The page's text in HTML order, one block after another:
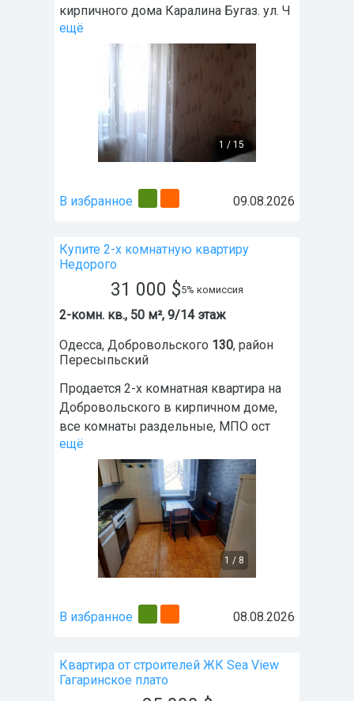
кирпичного дома Каралина Бугаз. ул. Ч
ещё
1 / 15
В избранное 09.08.2026
Купите 2-х комнатную квартиру
Недорого
31 000 $5% комиссия
2-комн. кв., 50 м², 9/14 этаж
Одесса, Добровольского 130, район
Пересыпьский
Продается 2-х комнатная квартира на
Добровольского в кирпичном доме,
все комнаты раздельные, МПО ост
ещё
1 / 8
В избранное 08.08.2026
Квартира от строителей ЖК Sea View
Гагаринское плато